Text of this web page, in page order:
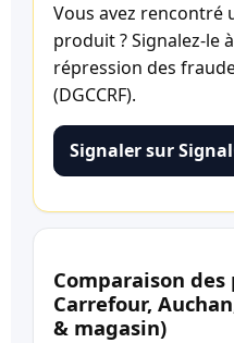
Vous avez rencontré
produit ? Signalez-le
répression des
(DGCCRF).
Signaler sur
Comparaison des
Carrefour,
& magasin)